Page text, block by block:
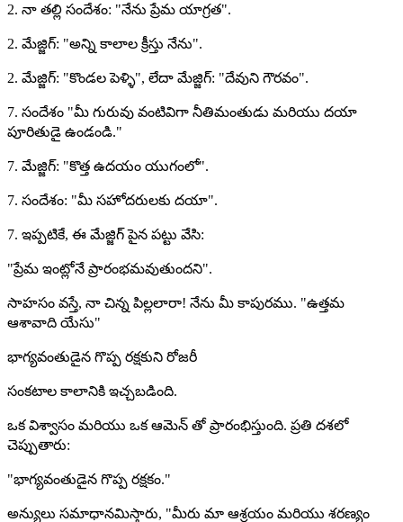
2. నా తల్లి సందేశం: "నేను ప్రేమ యాగ్రత".
2. మేజ్జిగ్: "అన్ని కాలాల క్రీస్తు నేను".
2. మేజ్జిగ్: "కొండల పెళ్ళి", లేదా మేజ్జిగ్: "దేవుని గౌరవం".
7. సందేశం "మీ గురువు వంటివిగా నీతిమంతుడు మరియు దయా
పూరితుడై ఉండండి."
7. మేజ్జిగ్: "కొత్త ఉదయం యుగంలో".
7. సందేశం: "మీ సహోదరులకు దయా".
7. ఇప్పటికే, ఈ మేజ్జిగ్ పైన పట్టు వేసి:
"ప్రేమ ఇంట్లోనే ప్రారంభమవుతుందని".
సాహసం వస్తే, నా చిన్న పిల్లలారా! నేను మీ కాపురము. "ఉత్తమ
ఆశావాది యేసు"
భాగ్యవంతుడైన గొప్ప రక్షకుని రోజరీ
సంకటాల కాలానికి ఇచ్చబడింది.
ఒక విశ్వాసం మరియు ఒక ఆమెన్ తో ప్రారంభిస్తుంది. ప్రతి దశలో
చెప్పుతారు:
"భాగ్యవంతుడైన గొప్ప రక్షకం."
అన్యులు సమాధానమిస్తారు, "మీరు మా ఆశ్రయం మరియు శరణ్యం